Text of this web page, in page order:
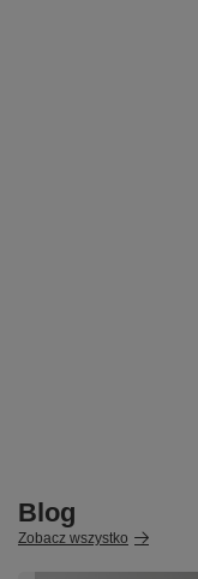
Blog
Zobacz wszystko